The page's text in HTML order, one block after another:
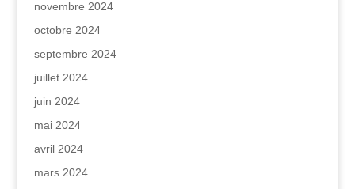
novembre 2024
octobre 2024
septembre 2024
juillet 2024
juin 2024
mai 2024
avril 2024
mars 2024